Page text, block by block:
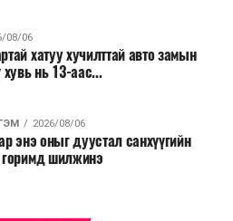
шилжүүлэх, төрийн албан
цахимаар ажиллуулах арга
үүрэг болголоо.
эдийн засгийн нөхцөл
тохиолдолд эдгээр
сулруулах юм.
08/06
хатуу хучилттай авто замын
хувь нь 13-аас...
2026/08/06
энэ оныг дуустал санхүүгийн
горимд шилжинэ